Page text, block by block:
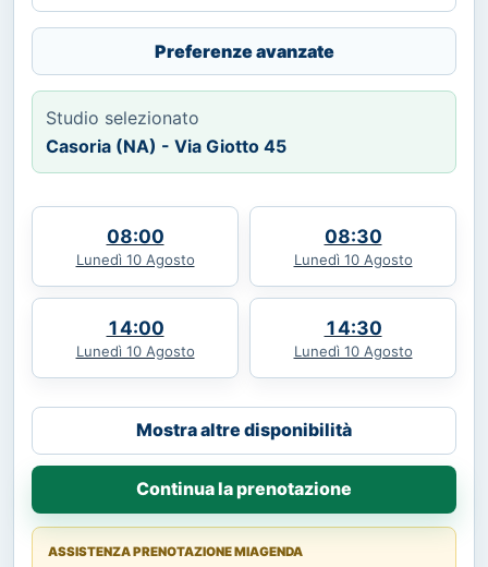
Preferenze avanzate
Studio selezionato
Casoria (NA) - Via Giotto 45
08:00
Lunedì 10 Agosto
08:30
Lunedì 10 Agosto
14:00
Lunedì 10 Agosto
14:30
Lunedì 10 Agosto
Mostra altre disponibilità
Continua la prenotazione
ASSISTENZA PRENOTAZIONE MIAGENDA